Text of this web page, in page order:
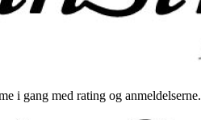
i gang med rating og anmeldelserne.